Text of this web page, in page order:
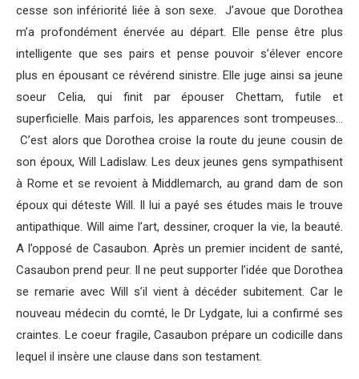
cesse son infériorité liée à son sexe. J’avoue que Dorothea
m’a profondément énervée au départ. Elle pense être plus
intelligente que ses pairs et pense pouvoir s’élever encore
plus en épousant ce révérend sinistre. Elle juge ainsi sa jeune
soeur Celia, qui finit par épouser Chettam, futile et
superficielle. Mais parfois, les apparences sont trompeuses…
C’est alors que Dorothea croise la route du jeune cousin de
son époux, Will Ladislaw. Les deux jeunes gens sympathisent
à Rome et se revoient à Middlemarch, au grand dam de son
époux qui déteste Will. Il lui a payé ses études mais le trouve
antipathique. Will aime l’art, dessiner, croquer la vie, la beauté.
A l’opposé de Casaubon. Après un premier incident de santé,
Casaubon prend peur. Il ne peut supporter l’idée que Dorothea
se remarie avec Will s’il vient à décéder subitement. Car le
nouveau médecin du comté, le Dr Lydgate, lui a confirmé ses
craintes. Le coeur fragile, Casaubon prépare un codicille dans
lequel il insère une clause dans son testament.